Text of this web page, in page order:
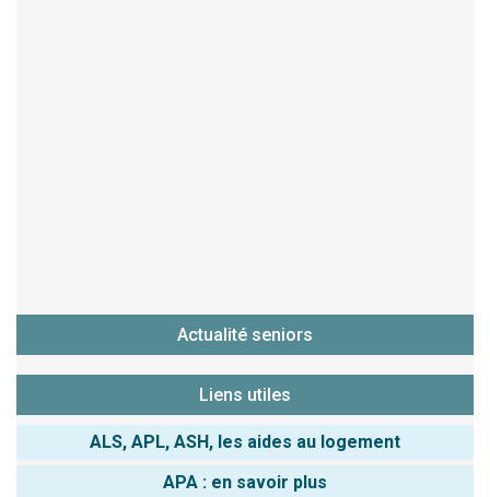
Actualité seniors
Liens utiles
ALS, APL, ASH, les aides au logement
APA : en savoir plus